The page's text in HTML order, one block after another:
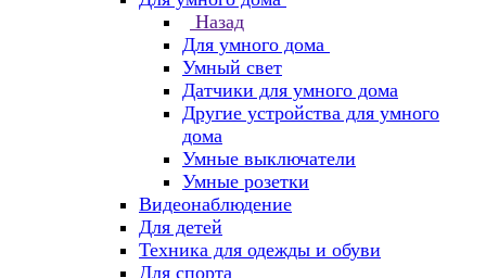
Назад
Для умного дома
Умный свет
Датчики для умного дома
Другие устройства для умного
дома
Умные выключатели
Умные розетки
Видеонаблюдение
Для детей
Техника для одежды и обуви
Для спорта